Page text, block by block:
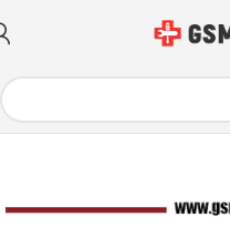
OCA OCA آیفون